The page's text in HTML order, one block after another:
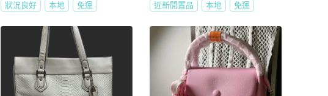
狀況良好 本地 免運 近新閒置品 本地 免運